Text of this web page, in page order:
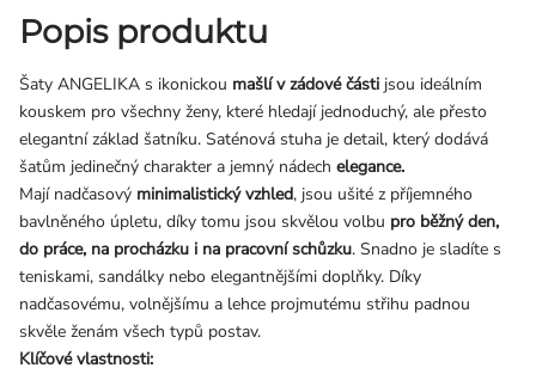
Popis produktu
Šaty ANGELIKA s ikonickou mašlí v zádové části jsou ideálním
kouskem pro všechny ženy, které hledají jednoduchý, ale přesto
elegantní základ šatníku. Saténová stuha je detail, který dodává
šatům jedinečný charakter a jemný nádech elegance.
Mají nadčasový minimalistický vzhled, jsou ušité z příjemného
bavlněného úpletu, díky tomu jsou skvělou volbu pro běžný den,
do práce, na procházku i na pracovní schůzku. Snadno je sladíte s
teniskami, sandálky nebo elegantnějšími doplňky. Díky
nadčasovému, volnějšímu a lehce projmutému střihu padnou
skvěle ženám všech typů postav.
Klíčové vlastnosti: